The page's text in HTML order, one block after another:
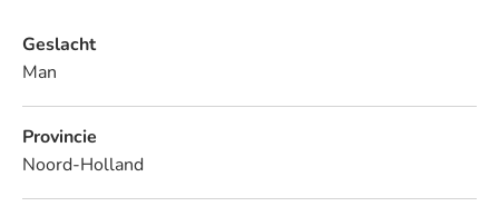
Geslacht
Man
Provincie
Noord-Holland